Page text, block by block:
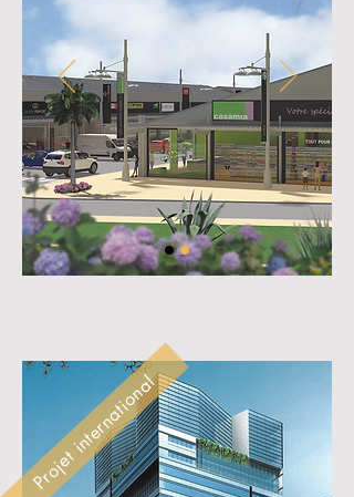
Projet international